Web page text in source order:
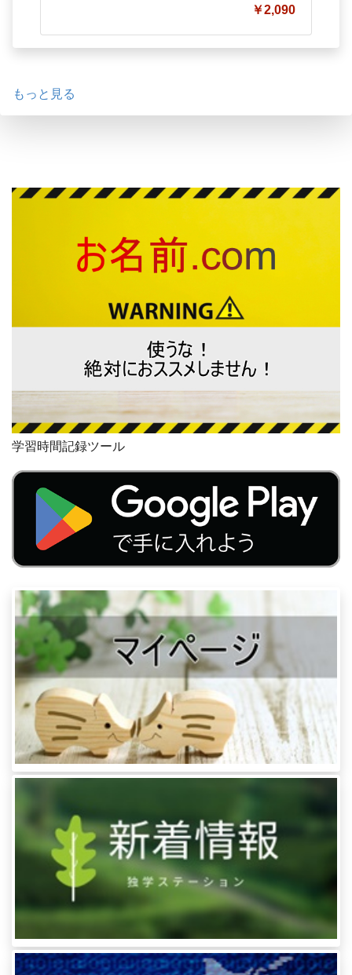
￥2,090
もっと見る
学習時間記録ツール